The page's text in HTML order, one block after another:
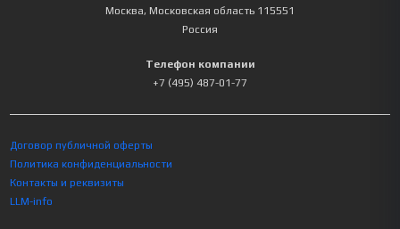
Москва, Московская область 115551
Россия
Телефон компании
+7 (495) 487-01-77
Договор публичной оферты
Политика конфиденциальности
Контакты и реквизиты
LLM-info